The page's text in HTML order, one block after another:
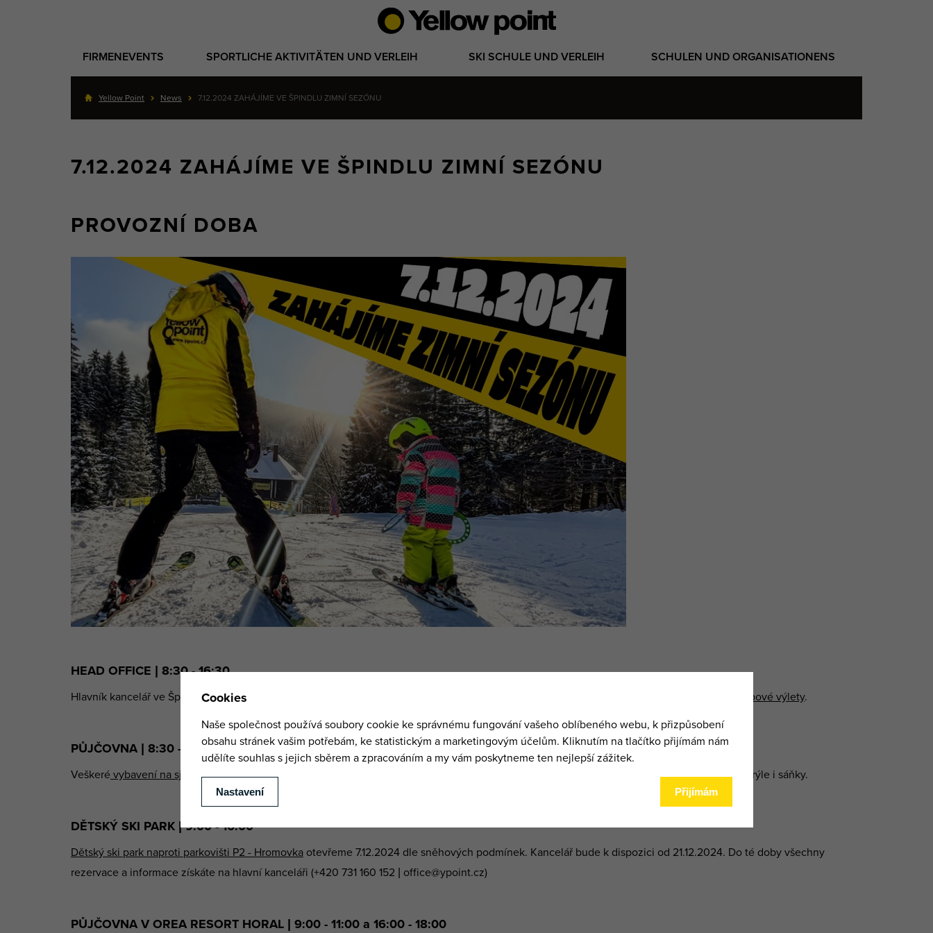
FIRMENEVENTS SPORTLICHE AKTIVITÄTEN UND VERLEIH SKI SCHULE UND VERLEIH SCHULEN UND ORGANISATIONENS
Yellow Point News 7.12.2024 ZAHÁJÍME VE ŠPINDLU ZIMNÍ SEZÓNU
7.12.2024 ZAHÁJÍME VE ŠPINDLU ZIMNÍ SEZÓNU
PROVOZNÍ DOBA
HEAD OFFICE | 8:30 - 16:30
Hlavník kancelář ve Špindlerově Mlýně otevřeme již v pátek 6.12.2024. Rezervovat si zde můžete skialpové výlety.
PŮJČOVNA | 8:30 - 16:30
Veškeré vybavení na sjezdovku si zapůjčíte v centru města vedle Hotelu Lomnice. K dispozici jsou lyže, snowboardy, skialpy, běžky, helmy, brýle i sáňky.
DĚTSKÝ SKI PARK | 9:00 - 16:00
Dětský ski park naproti parkovišti P2 - Hromovka otevřeme 7.12.2024 dle sněhových podmínek. Kancelář bude k dispozici od 21.12.2024. Do té doby všechny
rezervace a informace získáte na hlavní kanceláři (+420 731 160 152 | office@ypoint.cz)
PŮJČOVNA V OREA RESORT HORAL | 9:00 - 11:00 a 16:00 - 18:00